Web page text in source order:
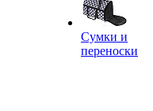
Сумки и
переноски